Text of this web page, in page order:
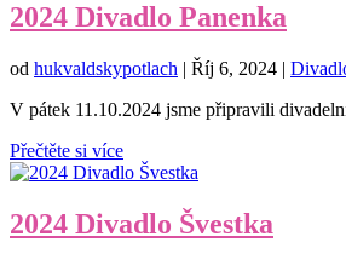
2024 Divadlo Panenka
od hukvaldskypotlach | Říj 6, 2024 |
V pátek 11.10.2024 jsme připravili
Přečtěte si více
2024 Divadlo Švestka